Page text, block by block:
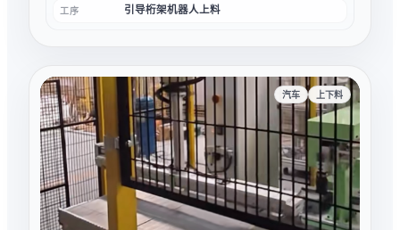
工序 引导桁架机器人上料
汽车 上下料